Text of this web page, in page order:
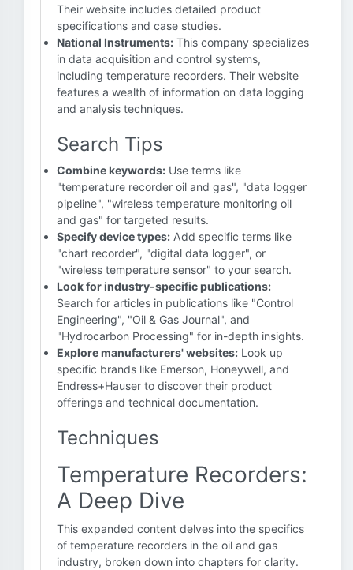
Their website includes detailed product
specifications and case studies.
National Instruments: This company specializes
in data acquisition and control systems,
including temperature recorders. Their website
features a wealth of information on data logging
and analysis techniques.
Search Tips
Combine keywords: Use terms like
"temperature recorder oil and gas", "data logger
pipeline", "wireless temperature monitoring oil
and gas" for targeted results.
Specify device types: Add specific terms like
"chart recorder", "digital data logger", or
"wireless temperature sensor" to your search.
Look for industry-specific publications:
Search for articles in publications like "Control
Engineering", "Oil & Gas Journal", and
"Hydrocarbon Processing" for in-depth insights.
Explore manufacturers' websites: Look up
specific brands like Emerson, Honeywell, and
Endress+Hauser to discover their product
offerings and technical documentation.
Techniques
Temperature Recorders:
A Deep Dive
This expanded content delves into the specifics
of temperature recorders in the oil and gas
industry, broken down into chapters for clarity.